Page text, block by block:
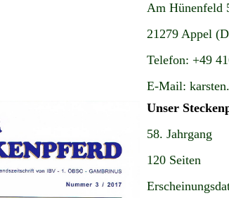
Am Hünenfeld
21279 Appel
Telefon: +49
E-Mail:
Unser
58. Jahrgang
120 Seiten